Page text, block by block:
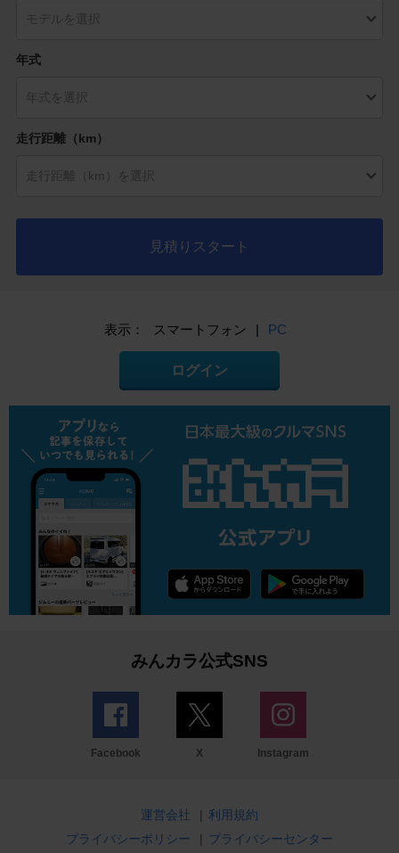
年式
走行距離（km）
見積りスタート
表示： スマートフォン | PC
ログイン
みんカラ公式SNS
Facebook X Instagram
運営会社 | 利用規約
プライバシーポリシー
| プライバシーセンター